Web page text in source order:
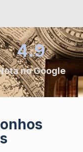
no Google
4.9